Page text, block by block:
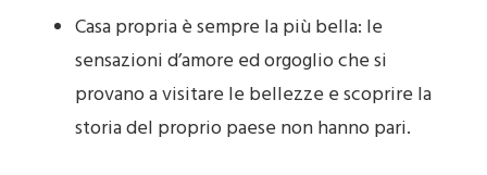
Casa propria è sempre la più bella: le
sensazioni d’amore ed orgoglio che si
provano a visitare le bellezze e scoprire la
storia del proprio paese non hanno pari.